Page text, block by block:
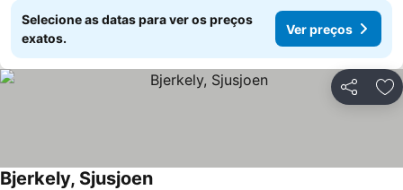
Selecione as datas para ver os preços
exatos.
Ver preços
Partilhar
Bjerkely, Sjusjoen